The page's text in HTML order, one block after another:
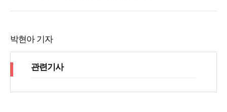
박현아 기자
관련기사